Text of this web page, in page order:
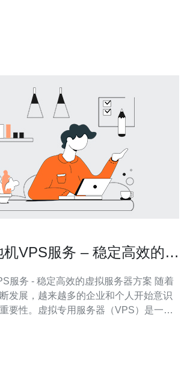
有以下几点优
VPS服务 – 稳定高效的虚
务 - 稳定高效的虚拟服务器方案 随着
发展，越来越多的企业和个人开始意识
要性。虚拟专用服务器（VPS）是一种
为用户提供更加稳定和高效的服务。 新